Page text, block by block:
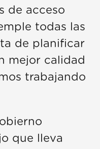
de acceso
todas las
de planificar
mejor calidad
trabajando
que lleva